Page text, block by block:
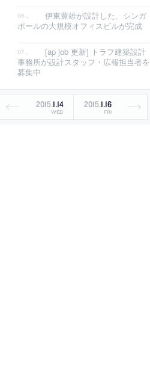
伊東豊雄が設計した、シンガ
ポールの大規模オフィスビルが完成
[ap job 更新] トラフ建築設計
事務所が設計スタッフ・広報担当者を
募集中
2015.1.14
WED
2015.1.16
FRI